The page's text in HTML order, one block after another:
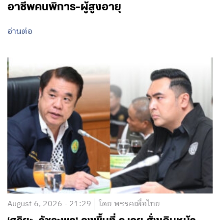
อาชีพคนพิการ-ผู้สูงอายุ
อ่านต่อ
August 6, 2026 - 21:29 โดย พรรคเพื่อไทย